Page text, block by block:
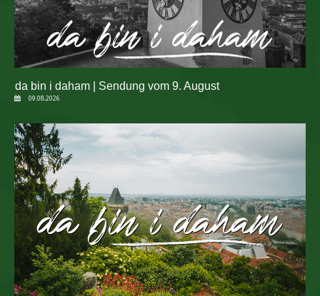
da bin i daham | Sendung vom 9. August
09.08.2026